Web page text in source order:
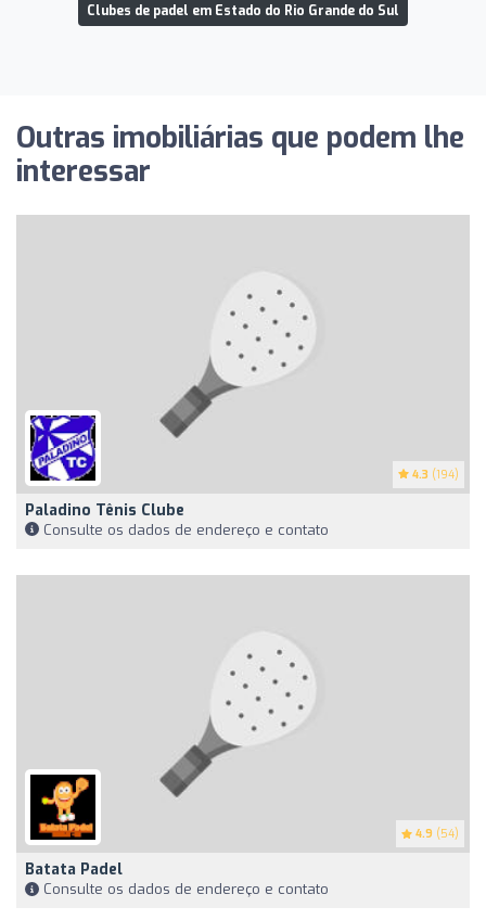
Clubes de padel em Estado do Rio Grande do Sul
Outras imobiliárias que podem lhe
interessar
4.3 (194)
Paladino Tênis Clube
Consulte os dados de endereço e contato
4.9 (54)
Batata Padel
Consulte os dados de endereço e contato